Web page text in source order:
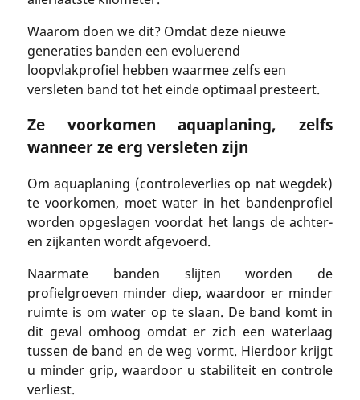
Waarom doen we dit? Omdat deze nieuwe
generaties banden een evoluerend
loopvlakprofiel hebben waarmee zelfs een
versleten band tot het einde optimaal presteert.
Ze voorkomen aquaplaning, zelfs
wanneer ze erg versleten zijn
Om aquaplaning (controleverlies op nat wegdek)
te voorkomen, moet water in het bandenprofiel
worden opgeslagen voordat het langs de achter-
en zijkanten wordt afgevoerd.
Naarmate banden slijten worden de
profielgroeven minder diep, waardoor er minder
ruimte is om water op te slaan. De band komt in
dit geval omhoog omdat er zich een waterlaag
tussen de band en de weg vormt. Hierdoor krijgt
u minder grip, waardoor u stabiliteit en controle
verliest.